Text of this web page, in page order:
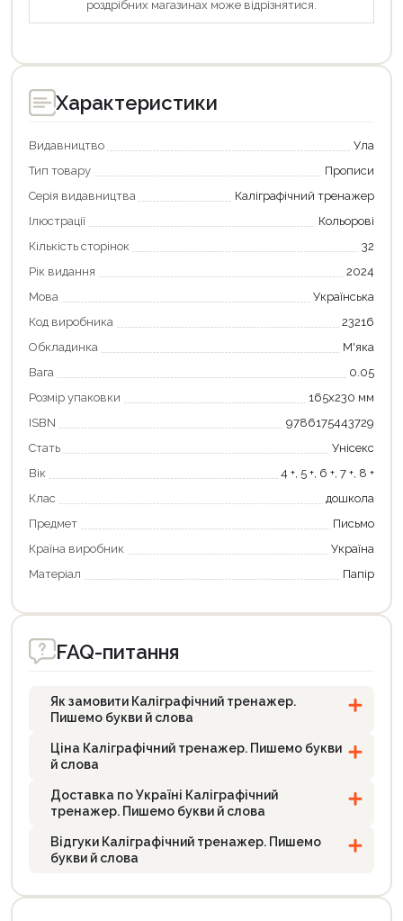
роздрібних магазинах може відрізнятися.
Характеристики
Видавництво
Ула
Тип товару
Прописи
Серія видавництва
Каліграфічний тренажер
Ілюстрації
Кольорові
Кількість сторінок
32
Рік видання
2024
Мова
Українська
Код виробника
23216
Обкладинка
М'яка
Вага
0.05
Розмір упаковки
165x230 мм
ISBN
9786175443729
Стать
Унісекс
Вік
4 +, 5 +, 6 +, 7 +, 8 +
Клас
дошкола
Предмет
Письмо
Країна виробник
Україна
Матеріал
Папір
FAQ-питання
Як замовити Каліграфічний тренажер.
Пишемо букви й слова
Ціна Каліграфічний тренажер. Пишемо букви
й слова
Доставка по Україні Каліграфічний
тренажер. Пишемо букви й слова
Відгуки Каліграфічний тренажер. Пишемо
букви й слова
Продовжити покупки